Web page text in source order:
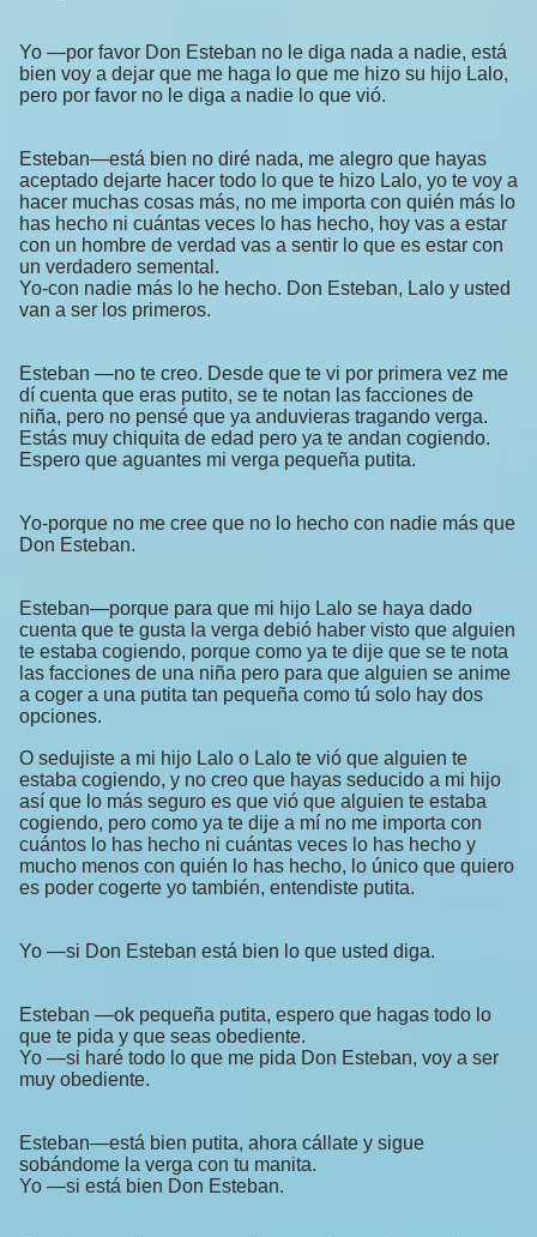
Yo —por favor Don Esteban no le diga nada a nadie, está
bien voy a dejar que me haga lo que me hizo su hijo Lalo,
pero por favor no le diga a nadie lo que vió.
Esteban—está bien no diré nada, me alegro que hayas
aceptado dejarte hacer todo lo que te hizo Lalo, yo te voy a
hacer muchas cosas más, no me importa con quién más lo
has hecho ni cuántas veces lo has hecho, hoy vas a estar
con un hombre de verdad vas a sentir lo que es estar con
un verdadero semental.
Yo-con nadie más lo he hecho. Don Esteban, Lalo y usted
van a ser los primeros.
Esteban —no te creo. Desde que te vi por primera vez me
dí cuenta que eras putito, se te notan las facciones de
niña, pero no pensé que ya anduvieras tragando verga.
Estás muy chiquita de edad pero ya te andan cogiendo.
Espero que aguantes mi verga pequeña putita.
Yo-porque no me cree que no lo hecho con nadie más que
Don Esteban.
Esteban—porque para que mi hijo Lalo se haya dado
cuenta que te gusta la verga debió haber visto que alguien
te estaba cogiendo, porque como ya te dije que se te nota
las facciones de una niña pero para que alguien se anime
a coger a una putita tan pequeña como tú solo hay dos
opciones.
O sedujiste a mi hijo Lalo o Lalo te vió que alguien te
estaba cogiendo, y no creo que hayas seducido a mi hijo
así que lo más seguro es que vió que alguien te estaba
cogiendo, pero como ya te dije a mí no me importa con
cuántos lo has hecho ni cuántas veces lo has hecho y
mucho menos con quién lo has hecho, lo único que quiero
es poder cogerte yo también, entendiste putita.
Yo —si Don Esteban está bien lo que usted diga.
Esteban —ok pequeña putita, espero que hagas todo lo
que te pida y que seas obediente.
Yo —si haré todo lo que me pida Don Esteban, voy a ser
muy obediente.
Esteban—está bien putita, ahora cállate y sigue
sobándome la verga con tu manita.
Yo —si está bien Don Esteban.